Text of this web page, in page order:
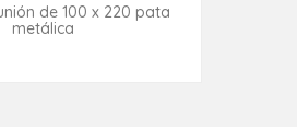
de 100 x 220 pata
metálica